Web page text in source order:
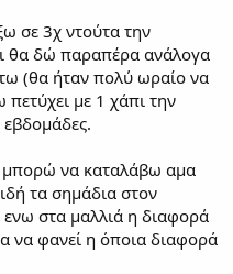
σε 3χ ντούτα την
θα δώ παραπέρα ανάλογα
(θα ήταν πολύ ωραίο να
με 1 χάπι την
μπορώ να καταλάβω αμα
τα σημάδια στον
στα μαλλιά η διαφορά
να φανεί η όποια διαφορά